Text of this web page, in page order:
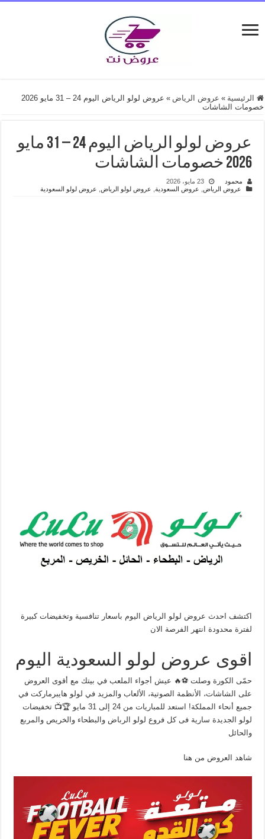
الرئيسية » عروض الرياض »
عروض لولو الرياض اليوم 24 – 31 مايو 2026
خصومات الشاشات
عروض لولو الرياض اليوم 24 – 31 مايو
2026 خصومات الشاشات
محمود
23 مايو، 2026
عروض الرياض, عروض السعودية, عروض لولو الرياض, عروض لولو السعودية
اكتشف احدث عروض لولو الرياض اليوم باسعار تنافسية وتخفيضات كبيرة
لفترة محدودة انتهر الفرصة الان
اقوى عروض لولو السعودية اليوم
حمّى الكورة وصلت ⚽🔥 عيش أجواء الملعب في بيتك مع أقوى العروض
على الشاشات، الأنظمة الصوتية، الألعاب والمزيد في لولو هايبرماركت في
جميع أنحاء المملكة! استعد للمباريات من 24 إلى 31 مايو 🏆📺 تخفيضات
لولو الجديدة سارية فى كل فروع لولو الرباض والبطحاء والخريص والمربع
والحائل
شاهد العروض من هنا